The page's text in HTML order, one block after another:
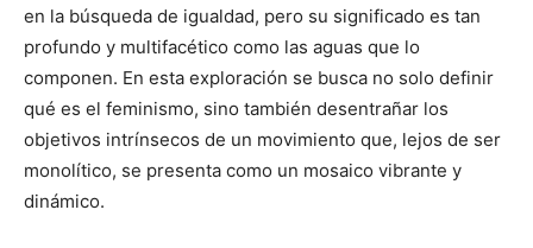
en la búsqueda de igualdad, pero su significado es tan
profundo y multifacético como las aguas que lo
componen. En esta exploración se busca no solo definir
qué es el feminismo, sino también desentrañar los
objetivos intrínsecos de un movimiento que, lejos de ser
monolítico, se presenta como un mosaico vibrante y
dinámico.